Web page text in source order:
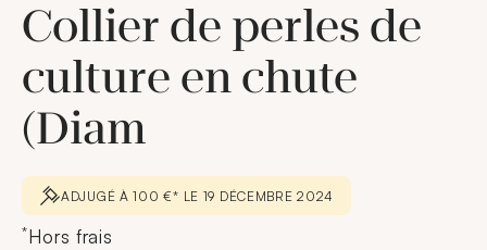
Collier de perles de
culture en chute
(Diam
ADJUGÉ À 100 €* LE 19 DÉCEMBRE 2024
*Hors frais